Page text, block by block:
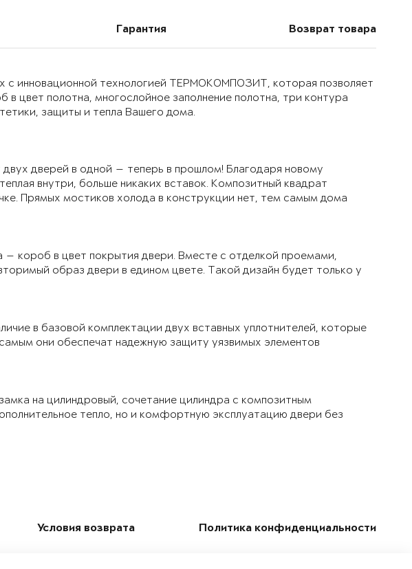
Гарантия Возврат товара
с инновационной технологией ТЕРМОКОМПОЗИТ, которая позволяет
цвет полотна, многослойное заполнение полотна, три контура
защиты и тепла Вашего дома.
дверей в одной — теперь в прошлом! Благодаря новому
внутри, больше никаких вставок. Композитный квадрат
Прямых мостиков холода в конструкции нет, тем самым дома
— короб в цвет покрытия двери. Вместе с отделкой проемами,
образ двери в едином цвете. Такой дизайн будет только у
в базовой комплектации двух вставных уплотнителей, которые
они обеспечат надежную защиту уязвимых элементов
на цилиндровый, сочетание цилиндра с композитным
тепло, но и комфортную эксплуатацию двери без
Условия возврата Политика конфиденциальности